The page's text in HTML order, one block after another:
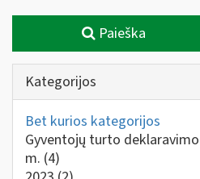
Paieška
Kategorijos
Bet kurios kategorijos
Gyventojų turto
m. (4)